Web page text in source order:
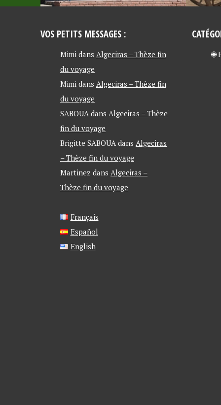
VOS PETITS MESSAGES :
Mimi dans Algeciras – Thèze fin
du voyage
Mimi dans Algeciras – Thèze fin
du voyage
SABOUAdans Algeciras – Thèze
fin du voyage
Brigitte SABOUAdans Algeciras
– Thèze fin du voyage
Martinez dans Algeciras –
Thèze fin du voyage
Français
Español
English
🌐